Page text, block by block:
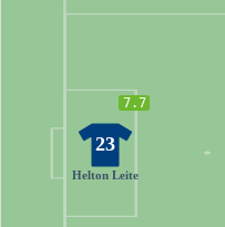
7.7
23
Helton Leite